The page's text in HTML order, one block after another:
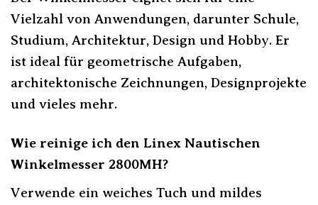
Vielzahl von Anwendungen, darunter Schule,
Studium, Architektur, Design und Hobby. Er
ist ideal für geometrische Aufgaben,
architektonische Zeichnungen, Designprojekte
und vieles mehr.
Wie reinige ich den Linex Nautischen
Winkelmesser 2800MH?
Verwende ein weiches Tuch und mildes